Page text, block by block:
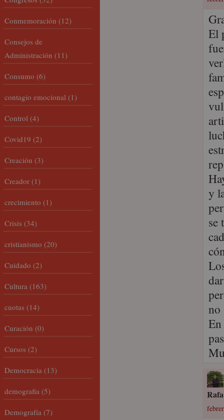
El
y
se
no
Rafa
Conmemoración (12)
Consejos de
Administración (11)
Consumo (6)
contagio emocional (1)
Control (4)
Covid19 (2)
Creación (3)
Creador (1)
crecimiento (1)
Crisis (34)
cristianismo (20)
Cuidado (2)
Cultura (163)
cuotas (14)
Curación (0)
Cursos (2)
Democracia (13)
demografia (5)
Demografía (7)